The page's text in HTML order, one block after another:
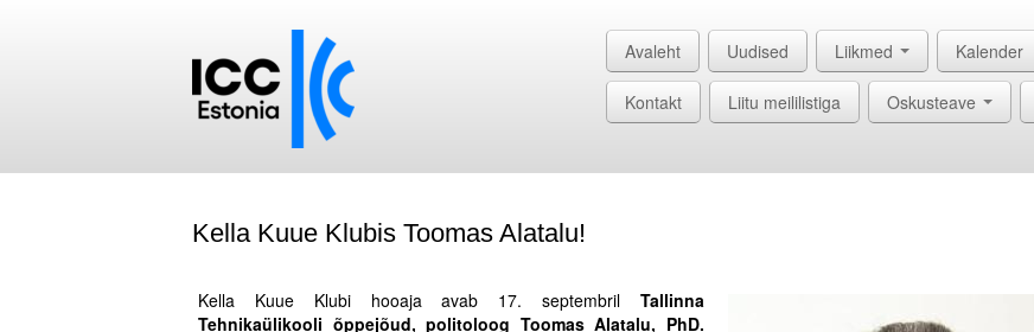
Avaleht Uudised Liikmed Kalender
Kontakt Liitu meililistiga Oskusteave
Kella Kuue Klubis Toomas Alatalu!
Kella Kuue Klubi hooaja avab 17. septembril Tallinna
Tehnikaülikooli õppejõud, politoloog Toomas Alatalu, PhD.